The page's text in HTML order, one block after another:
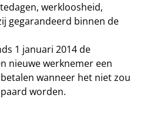
werkloosheid,
gegarandeerd binnen de
1 januari 2014 de
nieuwe werknemer een
wanneer het niet zou
worden.